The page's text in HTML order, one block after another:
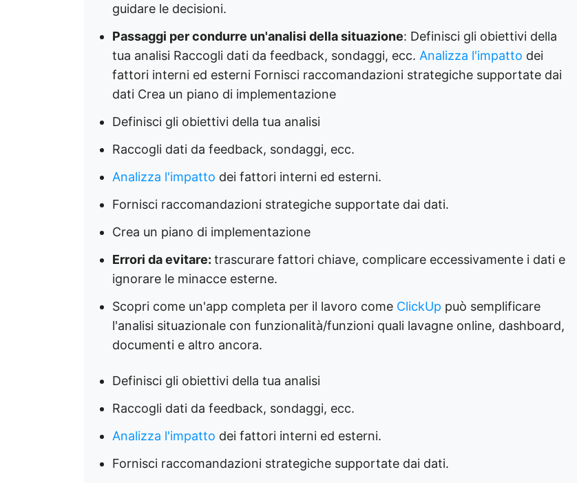
guidare le decisioni.
Passaggi per condurre un'analisi della situazione: Definisci gli obiettivi della
tua analisi Raccogli dati da feedback, sondaggi, ecc. Analizza l'impatto dei
fattori interni ed esterni Fornisci raccomandazioni strategiche supportate dai
dati Crea un piano di implementazione
Definisci gli obiettivi della tua analisi
Raccogli dati da feedback, sondaggi, ecc.
Analizza l'impatto dei fattori interni ed esterni.
Fornisci raccomandazioni strategiche supportate dai dati.
Crea un piano di implementazione
Errori da evitare: trascurare fattori chiave, complicare eccessivamente i dati e
ignorare le minacce esterne.
Scopri come un'app completa per il lavoro come ClickUp può semplificare
l'analisi situazionale con funzionalità/funzioni quali lavagne online, dashboard,
documenti e altro ancora.
Definisci gli obiettivi della tua analisi
Raccogli dati da feedback, sondaggi, ecc.
Analizza l'impatto dei fattori interni ed esterni.
Fornisci raccomandazioni strategiche supportate dai dati.